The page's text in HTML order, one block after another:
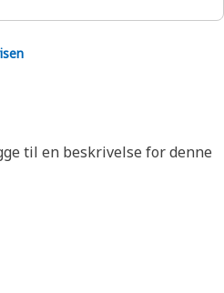
til en beskrivelse for denne